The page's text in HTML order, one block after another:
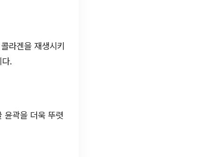
라겐을 재생시키
.
윤곽을 더욱 뚜렷